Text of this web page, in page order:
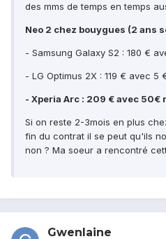
des mms de temps en temps
Neo 2 chez bouygues (2 ans
- Samsung Galaxy S2 : 180 €
- LG Optimus 2X : 119 € avec
- Xperia Arc : 209 € avec 50€
Si on reste 2-3mois en plus
fin du contrat il se peut qu'ils
non ? Ma soeur a rencontré
Gwenlaine